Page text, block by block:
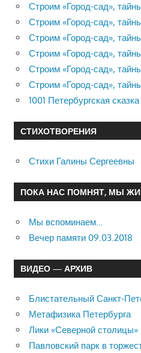
Строим «Город-сад»,
Строим «Город-сад»,
Строим «Город-сад»,
Строим «Город-сад»,
Строим «Город-сад»,
Строим «Город-сад»,
1001 Петербургская сказка
СТИХОТВОРЕНИЯ
Стихи Галины Сергеевны
ПОКА НАС ПОМНЯТ, МЫ
Мы вспоминаем…
Вечер памяти 09.03.2018
ВИДЕО — АРХИВ
Блистательный Санкт-
Метафизика Петербурга
Лики «Северной столицы»
Павловский парк в